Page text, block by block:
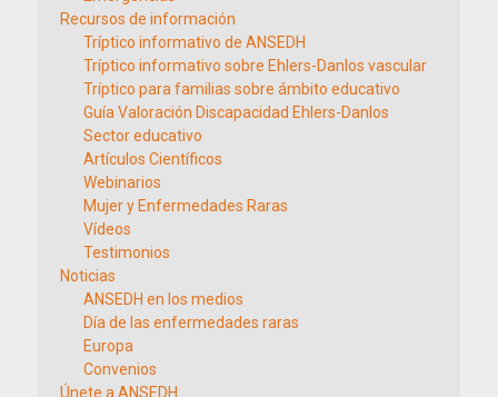
Recursos de información
Tríptico informativo de ANSEDH
Tríptico informativo sobre Ehlers-Danlos vascular
Tríptico para familias sobre ámbito educativo
Guía Valoración Discapacidad Ehlers-Danlos
Sector educativo
Artículos Científicos
Webinarios
Mujer y Enfermedades Raras
Vídeos
Testimonios
Noticias
ANSEDH en los medios
Día de las enfermedades raras
Europa
Convenios
Únete a ANSEDH